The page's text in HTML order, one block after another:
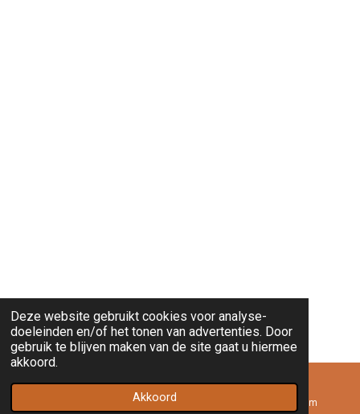
Deze website gebruikt cookies voor analyse-
doeleinden en/of het tonen van advertenties. Door
gebruik te blijven maken van de site gaat u hiermee
akkoord.
Akkoord
Telefoonnummer Instagram